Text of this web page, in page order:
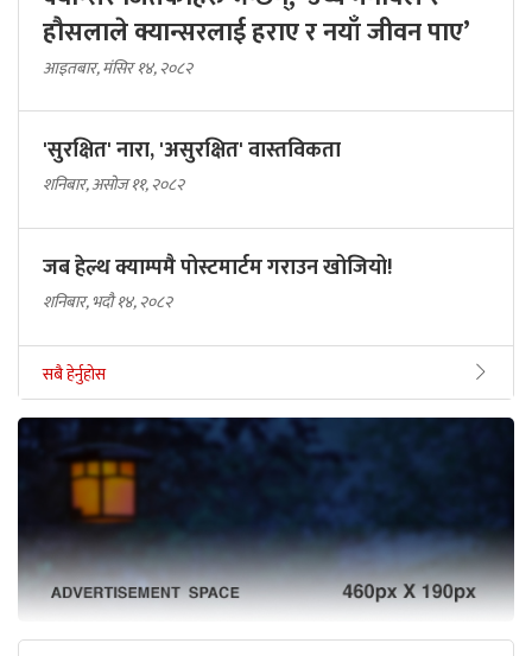
हौसलाले क्यान्सरलाई हराए र नयाँ जीवन पाए’
आइतबार, मंसिर १४, २०८२
'सुरक्षित' नारा, 'असुरक्षित' वास्तविकता
शनिबार, असोज ११, २०८२
जब हेल्थ क्याम्पमै पोस्टमार्टम गराउन खोजियो!
शनिबार, भदौ १४, २०८२
सबै हेर्नुहोस